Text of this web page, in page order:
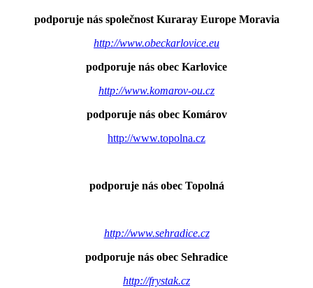
podporuje nás společnost Kuraray Europe Moravia
http://www.obeckarlovice.eu
podporuje nás obec Karlovice
http://www.komarov-ou.cz
podporuje nás obec Komárov
http://www.topolna.cz
podporuje nás obec Topolná
http://www.sehradice.cz
podporuje nás obec Sehradice
http://frystak.cz